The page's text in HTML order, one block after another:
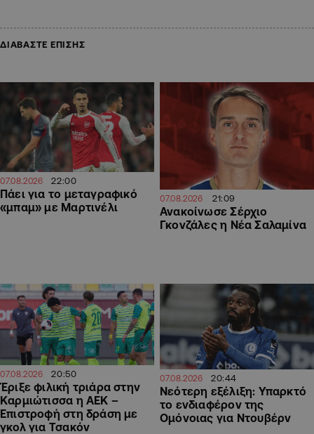
ΔΙΑΒΑΣΤΕ ΕΠΙΣΗΣ
07.08.2026 22:00
Πάει για το μεταγραφικό
«μπαμ» με Μαρτινέλι
07.08.2026 21:09
Ανακοίνωσε Σέρχιο
Γκονζάλες η Νέα Σαλαμίνα
07.08.2026 20:50
Έριξε φιλική τριάρα στην
Καρμιώτισσα η ΑΕΚ –
Επιστροφή στη δράση με
γκολ για Τσακόν
07.08.2026 20:44
Νεότερη εξέλιξη: Υπαρκτό
το ενδιαφέρον της
Ομόνοιας για Ντουβέρν